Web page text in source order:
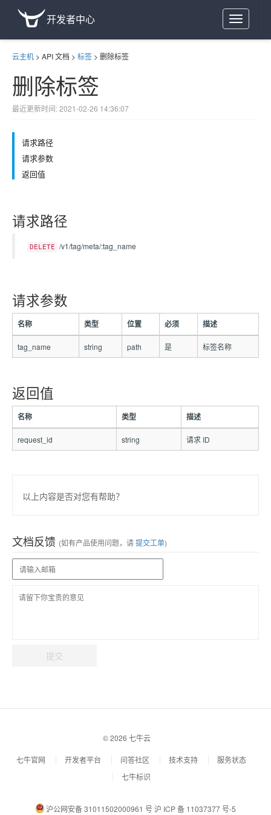
Toggle
navigation
开发者中心
云主机 > API 文档 > 标签 > 删除标签
删除标签
最近更新时间: 2021-02-26 14:36:07
请求路径
请求参数
返回值
请求路径
DELETE /v1/tag/meta/:tag_name
请求参数
名称 类型 位置 必须 描述
tag_name string path 是 标签名称
返回值
名称 类型 描述
request_id string 请求 ID
以上内容是否对您有帮助？
文档反馈 (如有产品使用问题，请提交工单)
提交
© 2026 七牛云
七牛官网 开发者平台 问答社区 技术支持
服务状态
七牛标识
沪公网安备 31011502000961 号 沪 ICP 备 11037377 号-5